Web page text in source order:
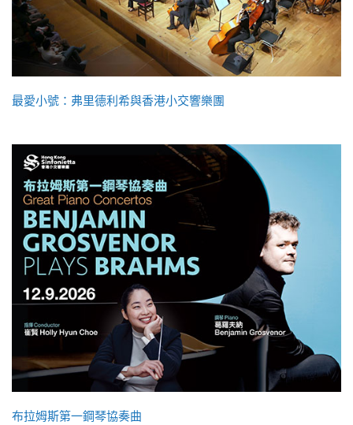
最愛小號：弗里德利希與香港小交響樂團
布拉姆斯第一鋼琴協奏曲